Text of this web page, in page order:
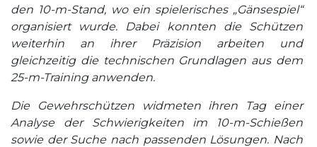
den 10-m-Stand, wo ein spielerisches „Gänsespiel“
organisiert wurde. Dabei konnten die Schützen
weiterhin an ihrer Präzision arbeiten und
gleichzeitig die technischen Grundlagen aus dem
25-m-Training anwenden.
Die Gewehrschützen widmeten ihren Tag einer
Analyse der Schwierigkeiten im 10-m-Schießen
sowie der Suche nach passenden Lösungen. Nach